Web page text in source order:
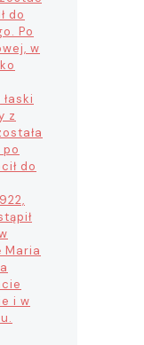
do
Po
w
z
po
do
Maria
i w